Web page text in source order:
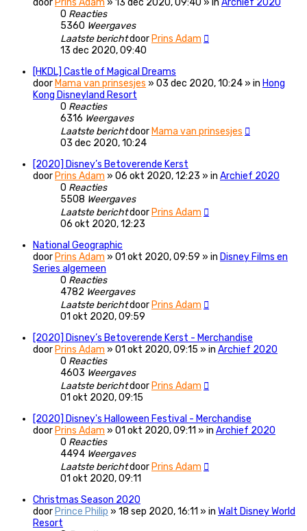
door Prins Adam » 13 dec 2020, 09:40 » in Archief 2020
0 Reacties
5360 Weergaves
Laatste berichtdoor Prins Adam
13 dec 2020, 09:40
[HKDL] Castle of Magical Dreams
door Mama van prinsesjes » 03 dec 2020, 10:24 » in Hong
Kong Disneyland Resort
0 Reacties
6316 Weergaves
Laatste berichtdoor Mama van prinsesjes
03 dec 2020, 10:24
[2020] Disney’s Betoverende Kerst
door Prins Adam » 06 okt 2020, 12:23 » in Archief 2020
0 Reacties
5508 Weergaves
Laatste berichtdoor Prins Adam
06 okt 2020, 12:23
National Geographic
door Prins Adam » 01 okt 2020, 09:59 » in Disney Films en
Series algemeen
0 Reacties
4782 Weergaves
Laatste berichtdoor Prins Adam
01 okt 2020, 09:59
[2020] Disney’s Betoverende Kerst - Merchandise
door Prins Adam » 01 okt 2020, 09:15 » in Archief 2020
0 Reacties
4603 Weergaves
Laatste berichtdoor Prins Adam
01 okt 2020, 09:15
[2020] Disney's Halloween Festival - Merchandise
door Prins Adam » 01 okt 2020, 09:11 » in Archief 2020
0 Reacties
4494 Weergaves
Laatste berichtdoor Prins Adam
01 okt 2020, 09:11
Christmas Season 2020
door Prince Philip » 18 sep 2020, 16:11 » in Walt Disney World
Resort